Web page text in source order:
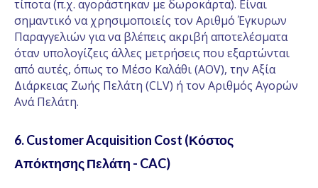
τίποτα (π.χ. αγοράστηκαν με δωροκάρτα). Είναι
σημαντικό να χρησιμοποιείς τον Αριθμό Έγκυρων
Παραγγελιών για να βλέπεις ακριβή αποτελέσματα
όταν υπολογίζεις άλλες μετρήσεις που εξαρτώνται
από αυτές, όπως το Μέσο Καλάθι (AOV), την Αξία
Διάρκειας Ζωής Πελάτη (CLV) ή τον Αριθμός Αγορών
Ανά Πελάτη.
6. Customer Acquisition Cost (Κόστος
Απόκτησης Πελάτη - CAC)